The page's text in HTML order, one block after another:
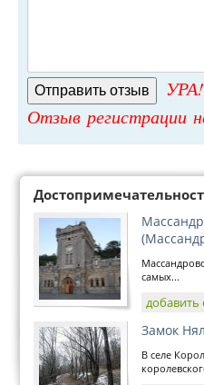
УРА!
Отзыв регистрации
самых...
добавить
Замок
В селе